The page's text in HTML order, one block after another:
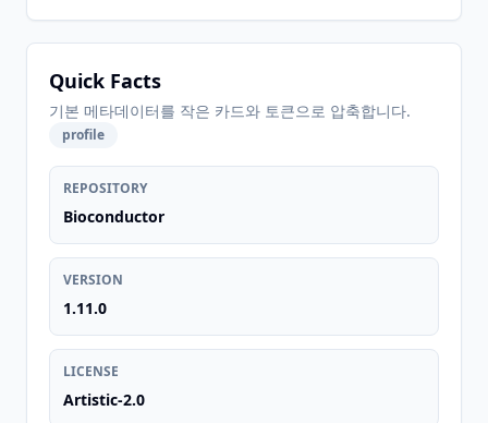
Quick Facts
기본 메타데이터를 작은 카드와 토큰으로 압축합니다.
profile
REPOSITORY
Bioconductor
VERSION
1.11.0
LICENSE
Artistic-2.0